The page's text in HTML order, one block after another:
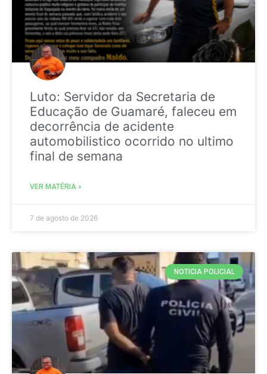
Luto: Servidor da Secretaria de
Educação de Guamaré, faleceu em
decorrência de acidente
automobilistico ocorrido no ultimo
final de semana
VER MATÉRIA »
7 de agosto de 2026
NOTICIA POLICIAL